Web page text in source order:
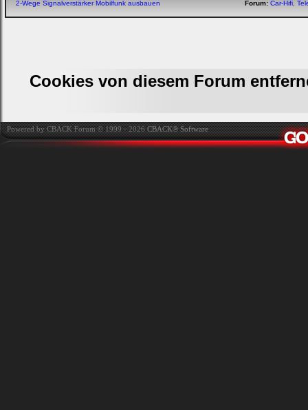
2-Wege Signalverstärker Mobilfunk ausbauen Forum: Car-Hifi,
Cookies von diesem Forum
Powered by CBACK Forum © 1999 - 2026CBACK® Software